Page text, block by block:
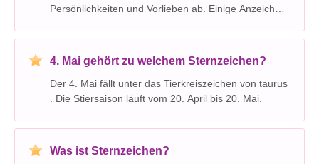
Persönlichkeiten und Vorlieben ab. Einige Anzeichen
und ergänzenden Stärken häufig als gute
4. Mai gehört zu welchem ​​Sternzeichen?
Der 4. Mai fällt unter das Tierkreiszeichen von taurus
. Die Stiersaison läuft vom 20. April bis 20. Mai.
Was ist Sternzeichen?